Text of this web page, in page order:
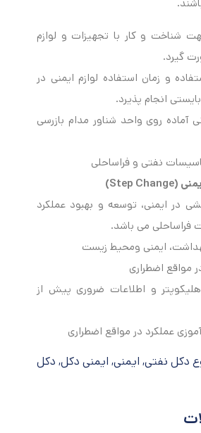
شناخت و کار با تجهیزات و لوازم
گیرد.
و زمان استفاده لوازم ایمنی در
انجام پذیرد.
آماده روی واحد شناور مدام بازرسی
(
Step Change)
در ایمنی، توسعه و بهبود عملکرد
فراساحلی می باشد.
ایمنی ومحیط زیست
مواقع اضطراری
هلیکوپتر و اطلاعات ضروری پیش از
عملکرد در مواقع اضطراری
دکل نفتی, ایمنی, ایمنی دکل, دکل